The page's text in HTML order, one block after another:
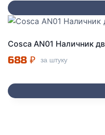
Cosca AN01 Наличник
688 ₽ за штуку